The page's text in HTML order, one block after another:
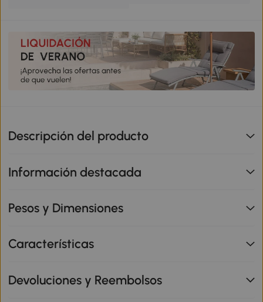
Descripción del producto
Información destacada
Pesos y Dimensiones
Características
Devoluciones y Reembolsos